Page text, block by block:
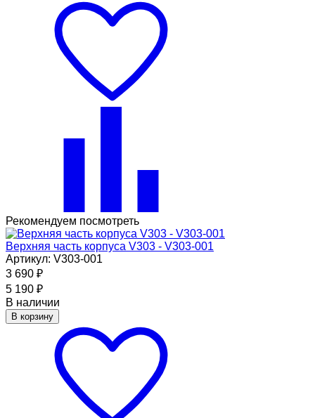
Рекомендуем посмотреть
Верхняя часть корпуса V303 - V303-001
Артикул: V303-001
3 690 ₽
5 190 ₽
В наличии
В корзину